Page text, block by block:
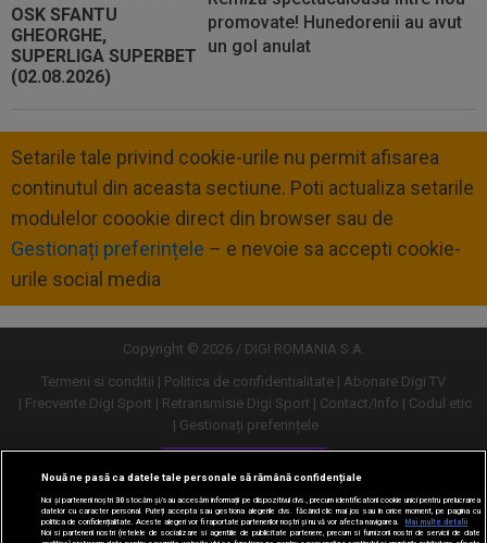
promovate! Hunedorenii au avut
un gol anulat
Setarile tale privind cookie-urile nu permit afisarea
continutul din aceasta sectiune. Poti actualiza setarile
modulelor coookie direct din browser sau de
Gestionați preferințele – e nevoie sa accepti cookie-
urile social media
Copyright © 2026 / DIGI ROMANIA S.A.
Termeni si conditii
Politica de confidentialitate
Abonare Digi TV
Frecvente Digi Sport
Retransmisie Digi Sport Contact/Info
Codul etic
Gestionați preferințele
Versiune desktop
Nouă ne pasă ca datele tale personale să rămână confidențiale
Noi și partenerii noștri30stocăm și/sau accesăm informații pe dispozitivul dvs., precum identificatorii cookie unici pentru prelucrarea
datelor cu caracter personal. Puteți accepta sau gestiona alegerile dvs. făcând clic mai jos sau în orice moment, pe pagina cu
politica de confidențialitate. Aceste alegeri vor fi raportate partenerilor noștri și nu vă vor afecta navigarea.
Mai multe detalii
Noi si partenerii nostri (retelele de socializare si agentiile de publicitate partenere, precum si furnizorii nostri de servicii de date